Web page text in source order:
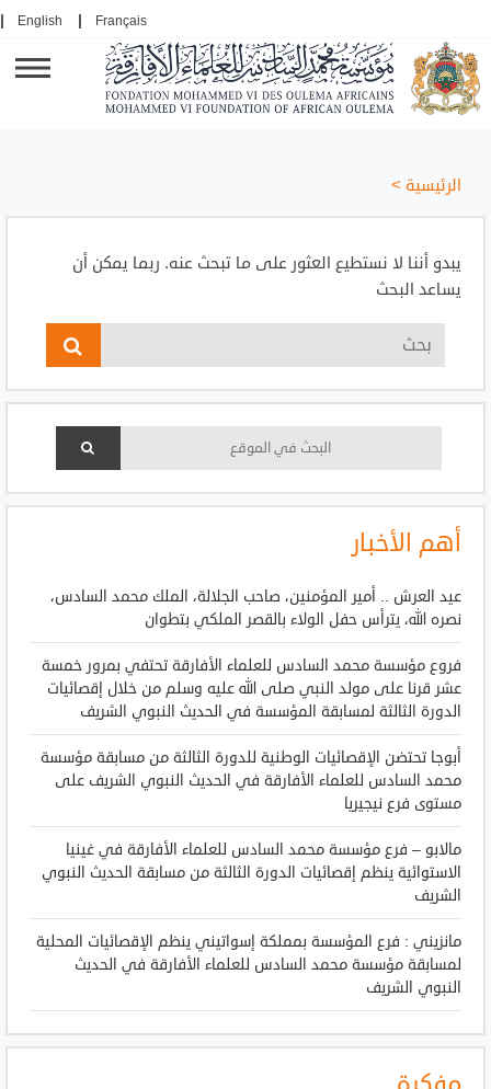
Français
English
الرئيسية >
يبدو أننا لا نستطيع العثور على ما تبحث عنه. ربما يمكن أن
يساعد البحث
أهم الأخبار
عيد العرش .. أمير المؤمنين، صاحب الجلالة، الملك محمد السادس،
نصره الله، يترأس حفل الولاء بالقصر الملكي بتطوان
فروع مؤسسة محمد السادس للعلماء الأفارقة تحتفي بمرور خمسة
عشر قرنا على مولد النبي صلى الله عليه وسلم من خلال إقصائيات
الدورة الثالثة لمسابقة المؤسسة في الحديث النبوي الشريف
أبوجا تحتضن الإقصائيات الوطنية للدورة الثالثة من مسابقة مؤسسة
محمد السادس للعلماء الأفارقة في الحديث النبوي الشريف على
مستوى فرع نيجيريا
مالابو – فرع مؤسسة محمد السادس للعلماء الأفارقة في غينيا
الاستوائية ينظم إقصائيات الدورة الثالثة من مسابقة الحديث النبوي
الشريف
مانزيني : فرع المؤسسة بمملكة إسواتيني ينظم الإقصائيات المحلية
لمسابقة مؤسسة محمد السادس للعلماء الأفارقة في الحديث
النبوي الشريف